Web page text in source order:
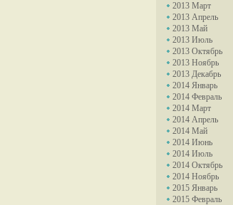
2013 Март
2013 Апрель
2013 Май
2013 Июль
2013 Октябрь
2013 Ноябрь
2013 Декабрь
2014 Январь
2014 Февраль
2014 Март
2014 Апрель
2014 Май
2014 Июнь
2014 Июль
2014 Октябрь
2014 Ноябрь
2015 Январь
2015 Февраль